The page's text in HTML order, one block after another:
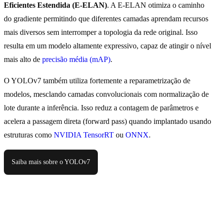
Eficientes Estendida (E-ELAN). A E-ELAN otimiza o caminho
do gradiente permitindo que diferentes camadas aprendam recursos
mais diversos sem interromper a topologia da rede original. Isso
resulta em um modelo altamente expressivo, capaz de atingir o nível
mais alto de precisão média (mAP).
O YOLOv7 também utiliza fortemente a reparametrização de
modelos, mesclando camadas convolucionais com normalização de
lote durante a inferência. Isso reduz a contagem de parâmetros e
acelera a passagem direta (forward pass) quando implantado usando
estruturas como NVIDIA TensorRT ou ONNX.
Saiba mais sobre o YOLOv7